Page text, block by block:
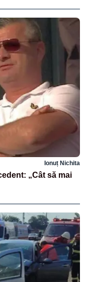
Ionuț Nichita
„Cât să mai